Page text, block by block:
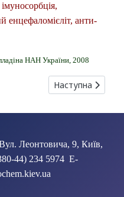
енцефаломієліт, анти-
НАН України, 2008
ДЕГРАДАЦІЯНаступна
Наступна
Леонтовича, 9, Київ,
44) 234 5974 E-